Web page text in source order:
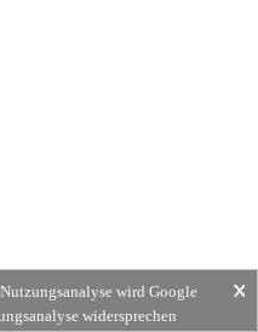
wird Google
widersprechen